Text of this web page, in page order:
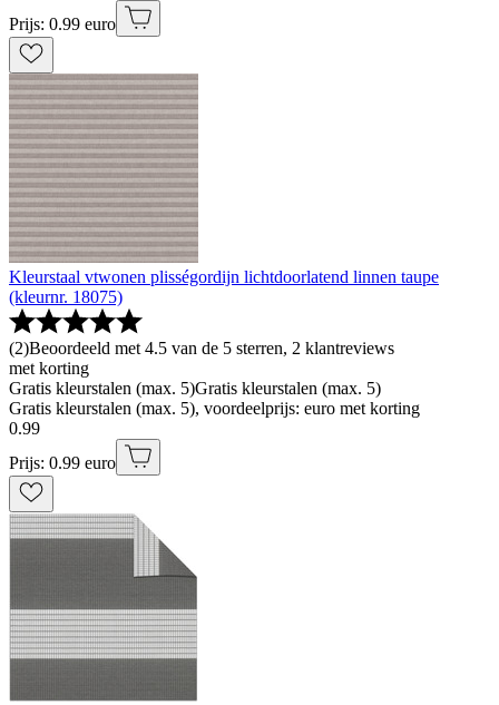
Prijs: 0.99 euro
Kleurstaal vtwonen plisségordijn lichtdoorlatend linnen taupe
(kleurnr. 18075)
(2)Beoordeeld met 4.5 van de 5 sterren, 2 klantreviews
met korting
Gratis kleurstalen (max. 5)Gratis kleurstalen (max. 5)
Gratis kleurstalen (max. 5), voordeelprijs: euro met korting
0.99
Prijs: 0.99 euro